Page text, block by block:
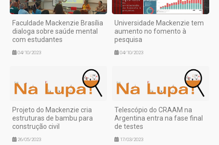
Faculdade Mackenzie Brasília
dialoga sobre saúde mental
com estudantes
04/10/2023
Universidade Mackenzie tem
aumento no fomento à
pesquisa
04/10/2023
Projeto do Mackenzie cria
estruturas de bambu para
construção civil
26/05/2023
Telescópio do CRAAM na
Argentina entra na fase final
de testes
17/03/2023